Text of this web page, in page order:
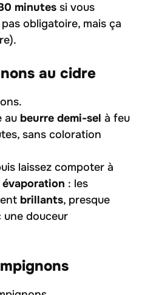
minutes si vous
obligatoire, mais ça
au cidre
au beurre demi-sel à feu
sans coloration
laissez compoter à
évaporation : les
brillants, presque
une douceur